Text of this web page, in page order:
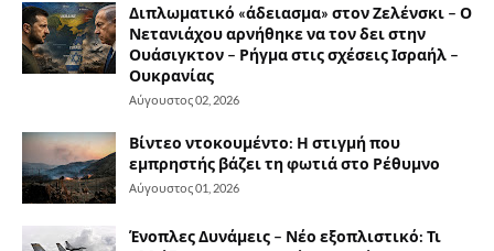
Διπλωματικό «άδειασμα» στον Ζελένσκι – Ο
Νετανιάχου αρνήθηκε να τον δει στην
Ουάσιγκτον – Ρήγμα στις σχέσεις Ισραήλ –
Ουκρανίας
Αύγουστος 02, 2026
Βίντεο ντοκουμέντο: Η στιγμή που
εμπρηστής βάζει τη φωτιά στο Ρέθυμνο
Αύγουστος 01, 2026
Ένοπλες Δυνάμεις – Νέο εξοπλιστικό: Τι